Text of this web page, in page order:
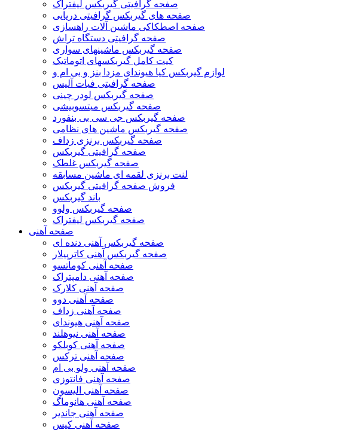
صفحه گرافیتی گیربکس لیفتراک
صفحه های گیربکس گرافیتی دریایی
صفحه اصطکاکی ماشین آلات راهسازی
صفحه گرافیتی دستگاه تراش
صفحه گیربکس ماشینهای سواری
کیت کامل گیربکسهای اتوماتیک
لوازم گیربکس کیا هیوندای مزدا بنز و بی ام و
صفحه گرافیتی فیات آلیس
صفحه گیربکس لودر چینی
صفحه گیربکس میتسوبیشی
صفحه گیربکس جی سی بی بنفورد
صفحه گیربکس ماشین های نظامی
صفحه گیربکس برنزی زداف
صفحه گرافیتی گیربکس
صفحه گیربکس غلطک
لنت برنزی لقمه ای ماشین مسابقه
فروش صفحه گرافیتی گیربکس
باند گیربکس
صفحه گیربکس ولوو
صفحه گیربکس لیفتراک
صفحه آهنی
صفحه گیربکس آهنی دنده ای
صفحه گیربکس آهنی کاترپیلار
صفحه آهنی کوماتسو
صفحه آهنی دامپتراک
صفحه آهنی کلارک
صفحه آهنی دوو
صفحه آهنی زداف
صفحه آهنی هیوندای
صفحه آهنی نیوهلند
صفحه آهنی کوبلکو
صفحه آهنی ترکس
صفحه آهنی ولو بی ام
صفحه آهنی فانتوزی
صفحه آهنی الیسون
صفحه آهنی هانوماگ
صفحه آهنی جاندیر
صفحه آهنی کیس